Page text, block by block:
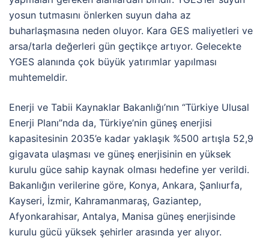
yosun tutmasını önlerken suyun daha az
buharlaşmasına neden oluyor. Kara GES maliyetleri ve
arsa/tarla değerleri gün geçtikçe artıyor. Gelecekte
YGES alanında çok büyük yatırımlar yapılması
muhtemeldir.
Enerji ve Tabii Kaynaklar Bakanlığı’nın “Türkiye Ulusal
Enerji Planı”nda da, Türkiye’nin güneş enerjisi
kapasitesinin 2035’e kadar yaklaşık %500 artışla 52,9
gigavata ulaşması ve güneş enerjisinin en yüksek
kurulu güce sahip kaynak olması hedefine yer verildi.
Bakanlığın verilerine göre, Konya, Ankara, Şanlıurfa,
Kayseri, İzmir, Kahramanmaraş, Gaziantep,
Afyonkarahisar, Antalya, Manisa güneş enerjisinde
kurulu gücü yüksek şehirler arasında yer alıyor.